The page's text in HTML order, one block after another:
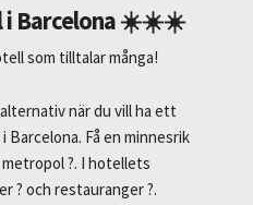
i Barcelona ☀️☀️☀️
som tilltalar många!
när du vill ha ett
Få en minnesrik
?. I hotellets
? och restauranger ?.